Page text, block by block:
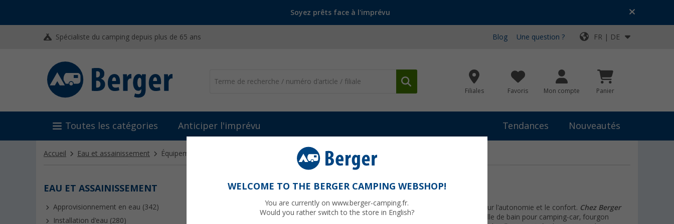
Soyez prêts face à l'imprévu
Spécialiste du camping depuis plus de 65 ans Blog Une question ? FR | DE
Filiales Favoris Mon compte Panier
Toutes les catégories Anticiper l'imprévu Tendances Nouveautés
Accueil Eau et assainissement Équipement pour salle de bain
EAU ET ASSAINISSEMENT
Approvisionnement en eau (342)
Installation d'eau (280)
ÉQUIPEMENT POUR SALLE DE BAIN
La salle de bain de votre véhicule de loisirsest un espace d'une importance capitale pour l'autonomie et le confort. Chez Berger
, nous le savons, et c'est pourquoi nous avons réuni le meilleur équipement de salle de bain pour camping-car, fourgon
WELCOME TO THE BERGER CAMPING WEBSHOP!
You are currently on www.berger-camping.fr.
Would you rather switch to the store in English?